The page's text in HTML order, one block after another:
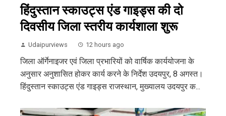
हिंदुस्तान स्काउट्स एंड गाइड्स की दो
दिवसीय जिला स्तरीय कार्यशाला शुरू
Udaipurviews 12 hours ago
जिला ऑर्गेनाइजर एवं जिला प्रभारियों को वार्षिक कार्ययोजना के
अनुसार अनुशासित होकर कार्य करने के निर्देश उदयपुर, 8 अगस्त।
हिंदुस्तान स्काउट्स एंड गाइड्स राजस्थान, मुख्यालय उदयपुर क...